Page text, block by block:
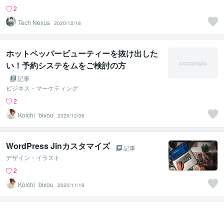
2
Tech Nexus 2020/12/18
ホットペッパービューティーを抜け出した
い！予約システをムをご検討の方
記事
ビジネス・マーケティング
2
Koichi_biyou
2020/12/06
WordPress Jinカスタマイズ
記事
デザイン・イラスト
2
Koichi_biyou
2020/11/19